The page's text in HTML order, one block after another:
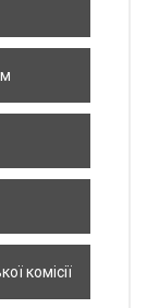
комісії